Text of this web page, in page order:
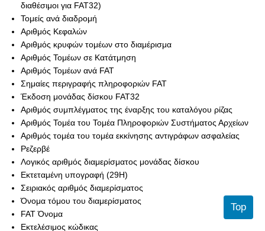
διαθέσιμοι για FAT32)
Τομείς ανά διαδρομή
Αριθμός Κεφαλών
Αριθμός κρυφών τομέων στο διαμέρισμα
Αριθμός Τομέων σε Κατάτμηση
Αριθμός Τομέων ανά FAT
Σημαίες περιγραφής πληροφοριών FAT
Έκδοση μονάδας δίσκου FAT32
Αριθμός συμπλέγματος της έναρξης του καταλόγου ρίζας
Αριθμός Τομέα του Τομέα Πληροφοριών Συστήματος Αρχείων
Αριθμός τομέα του τομέα εκκίνησης αντιγράφων ασφαλείας
Ρεζερβέ
Λογικός αριθμός διαμερίσματος μονάδας δίσκου
Εκτεταμένη υπογραφή (29H)
Σειριακός αριθμός διαμερίσματος
Όνομα τόμου του διαμερίσματος
FAT Όνομα
Εκτελέσιμος κώδικας
Top